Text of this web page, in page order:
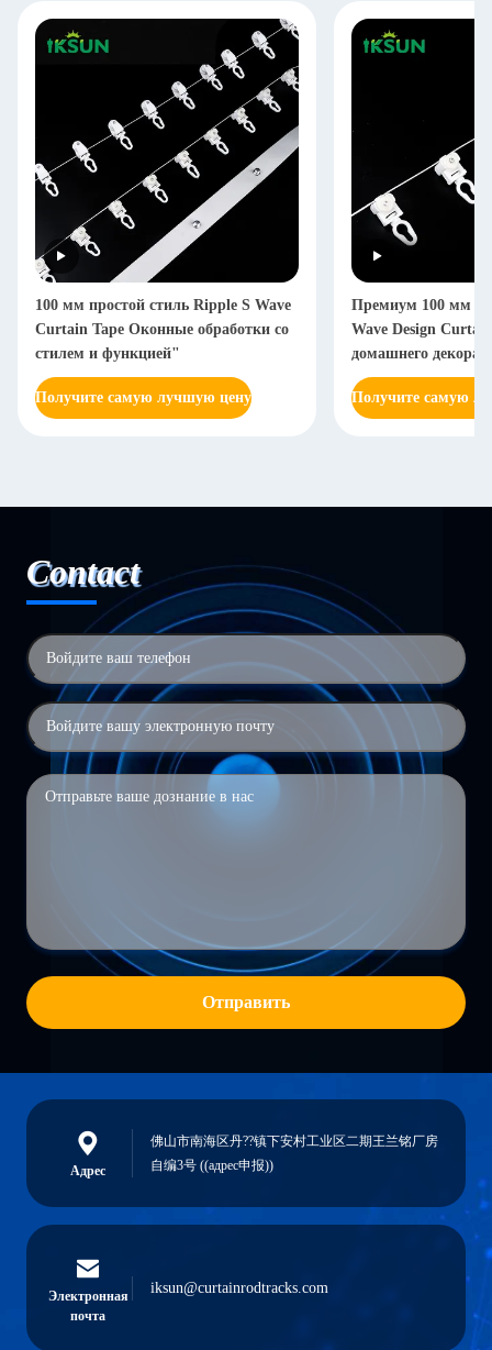
100 мм простой стиль Ripple S Wave
Curtain Tape Оконные обработки со
стилем и функцией"
Получите самую лучшую цену
Премиум 100 мм
Wave Design
домашнего декора
Получите самую
Contact
Отправить
Адрес
佛山市南海区丹??镇下安村工业区二期王兰铭厂房
自编3号 ((адрес申报))
Электронная
почта
iksun@curtainrodtracks.com